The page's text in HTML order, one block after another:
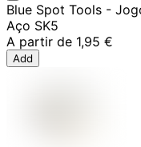
Blue Spot Tools -
Aço SK5
A partir de 1,95 €
Add